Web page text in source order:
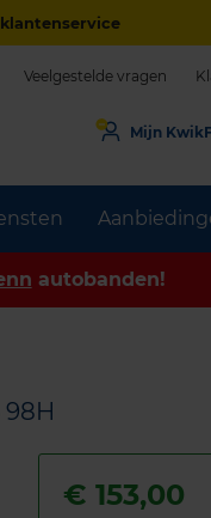
Veelgestelde vragen
Mijn
autobanden!
98H
€153,00